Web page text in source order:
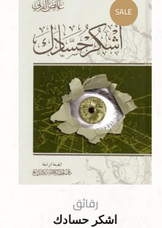
SALE
رقائق
اشكر حسادك